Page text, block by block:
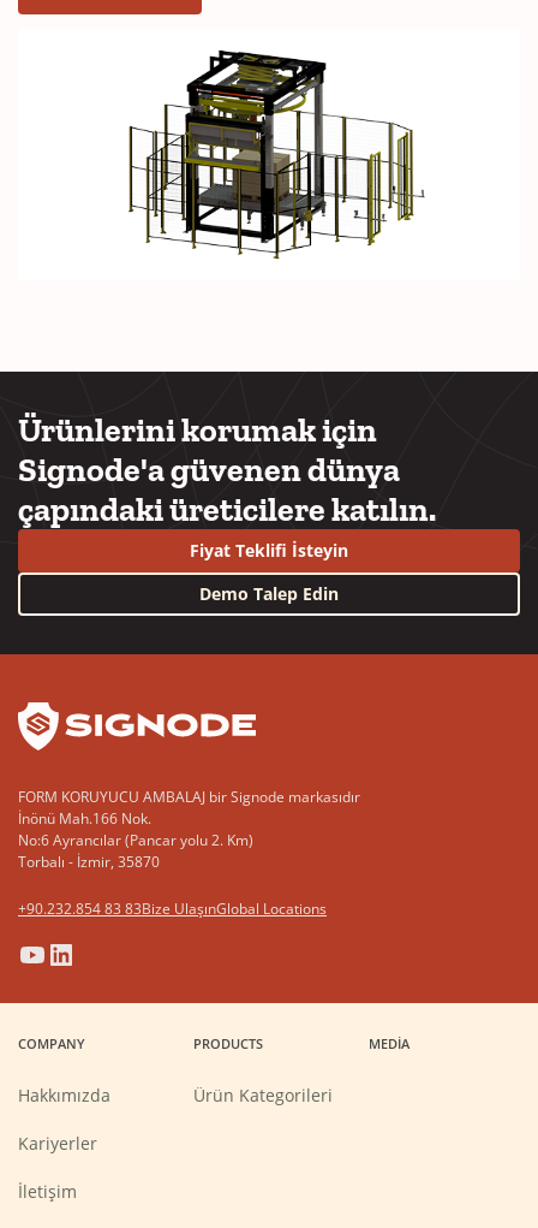
Ürünlerini korumak için
Signode'a güvenen dünya
çapındaki üreticilere katılın.
Fiyat Teklifi İsteyin
Demo Talep Edin
FORM KORUYUCU AMBALAJ bir Signode markasıdır
İnönü Mah.166 Nok.
No:6 Ayrancılar (Pancar yolu 2. Km)
Torbalı - İzmir, 35870
+90.232.854 83 83Bize UlaşınGlobal Locations
(Opens
in
new
window)
(Opens
in
new
window)
(Opens
in
new
window)
(Opens
in
new
window)
COMPANY
Hakkımızda
Kariyerler(Opens
İletişim
PRODUCTS
Ürün Kategorileri
MEDIA